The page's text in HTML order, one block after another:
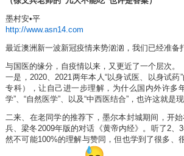
墨村安•平
http://www.asn14.com
最近澳洲新一波新冠疫情来势汹汹，我们已经准备
与国医的缘分，自疫情以来，又更近了一个层次。
一是，2020、2021两年本人“以身试医、以身试药
专科），让自己进一步理解，为什么国内外许多
学”、“自然医学”、以及“中西医结合”，也许这就是
二来、在老同学的推荐下，墨尔本封城期间，开
兵、梁冬2009年版的对话《黄帝内经》。听了2、
然不可能100%的理解与赞同，但也学到了很多